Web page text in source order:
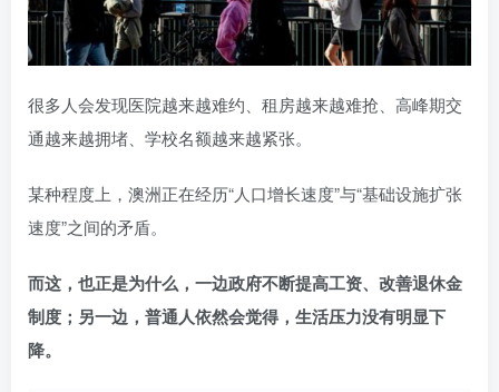
很多人会发现医院越来越难约、租房越来越难抢、高峰期交
通越来越拥堵、学校名额越来越紧张。
某种程度上，澳洲正在经历“人口增长速度”与“基础设施扩张
速度”之间的矛盾。
而这，也正是为什么，一边政府不断提高工资、改善退休金
制度；另一边，普通人依然会觉得，生活压力没有明显下
降。